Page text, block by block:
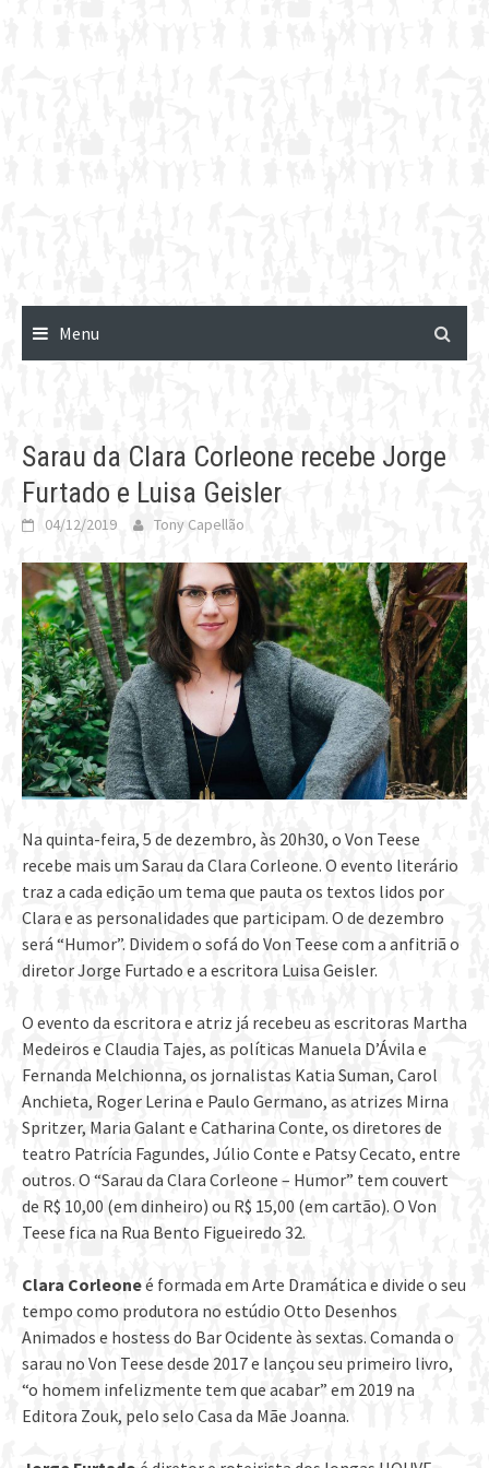
Menu
Sarau da Clara Corleone recebe Jorge
Furtado e Luisa Geisler
04/12/2019 Tony Capellão
Na quinta-feira, 5 de dezembro, às 20h30, o Von Teese
recebe mais um Sarau da Clara Corleone. O evento literário
traz a cada edição um tema que pauta os textos lidos por
Clara e as personalidades que participam. O de dezembro
será “Humor”. Dividem o sofá do Von Teese com a anfitriã o
diretor Jorge Furtado e a escritora Luisa Geisler.
O evento da escritora e atriz já recebeu as escritoras Martha
Medeiros e Claudia Tajes, as políticas Manuela D’Ávila e
Fernanda Melchionna, os jornalistas Katia Suman, Carol
Anchieta, Roger Lerina e Paulo Germano, as atrizes Mirna
Spritzer, Maria Galant e Catharina Conte, os diretores de
teatro Patrícia Fagundes, Júlio Conte e Patsy Cecato, entre
outros. O “Sarau da Clara Corleone – Humor” tem couvert
de R$ 10,00 (em dinheiro) ou R$ 15,00 (em cartão). O Von
Teese fica na Rua Bento Figueiredo 32.
Clara Corleoneé formada em Arte Dramática e divide o seu
tempo como produtora no estúdio Otto Desenhos
Animados e hostess do Bar Ocidente às sextas. Comanda o
sarau no Von Teese desde 2017 e lançou seu primeiro livro,
“o homem infelizmente tem que acabar” em 2019 na
Editora Zouk, pelo selo Casa da Mãe Joanna.